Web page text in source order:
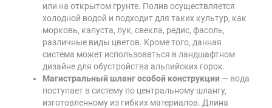
или на открытом грунте. Полив осуществляется
холодной водой и подходит для таких культур, как
морковь, капуста, лук, свекла, редис, фасоль,
различные виды цветов. Кроме того, данная
система может использоваться в ландшафтном
дизайне для обустройства альпийских горок.
Магистральный шланг особой конструкции — вода
поступает в систему по центральному шлангу,
изготовленному из гибких материалов. Длина